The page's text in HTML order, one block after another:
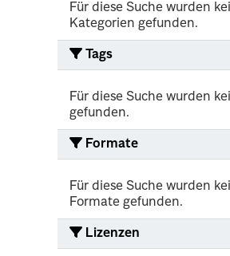
Für diese Suche wurden
Kategorien gefunden.
Tags
Für diese Suche wurden
gefunden.
Formate
Für diese Suche wurden
Formate gefunden.
Lizenzen